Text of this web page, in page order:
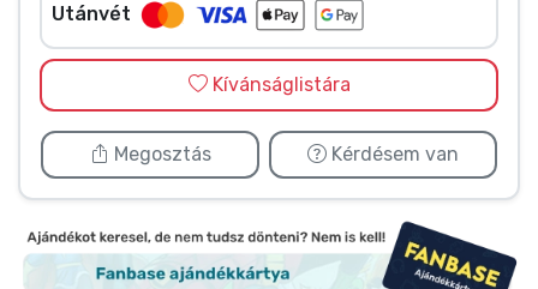
Utánvét
Kívánságlistára
Megosztás Kérdésem van